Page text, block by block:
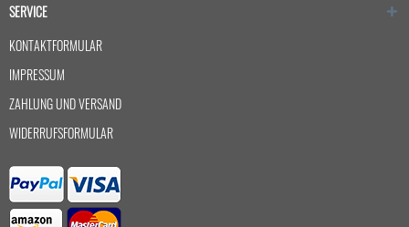
SERVICE
KONTAKTFORMULAR
IMPRESSUM
ZAHLUNG UND VERSAND
WIDERRUFSFORMULAR